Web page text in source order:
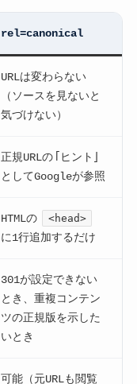
rel=canonical
URLは変わらない
（ソースを見ないと
気づけない）
正規URLの「ヒント」
としてGoogleが参照
HTMLの <head>
に1行追加するだけ
301が設定できない
とき、重複コンテン
ツの正規版を示した
いとき
可能（元URLも閲覧